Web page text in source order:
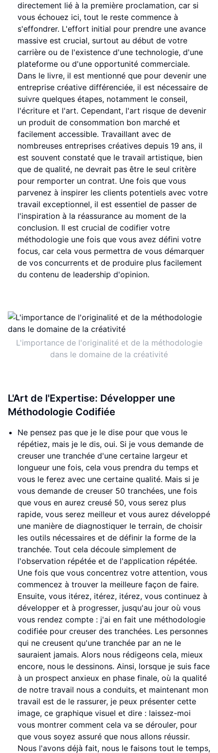
directement lié à la première proclamation, car si
vous échouez ici, tout le reste commence à
s'effondrer. L'effort initial pour prendre une avance
massive est crucial, surtout au début de votre
carrière ou de l'existence d'une technologie, d'une
plateforme ou d'une opportunité commerciale.
Dans le livre, il est mentionné que pour devenir une
entreprise créative différenciée, il est nécessaire de
suivre quelques étapes, notamment le conseil,
l'écriture et l'art. Cependant, l'art risque de devenir
un produit de consommation bon marché et
facilement accessible. Travaillant avec de
nombreuses entreprises créatives depuis 19 ans, il
est souvent constaté que le travail artistique, bien
que de qualité, ne devrait pas être le seul critère
pour remporter un contrat. Une fois que vous
parvenez à inspirer les clients potentiels avec votre
travail exceptionnel, il est essentiel de passer de
l'inspiration à la réassurance au moment de la
conclusion. Il est crucial de codifier votre
méthodologie une fois que vous avez défini votre
focus, car cela vous permettra de vous démarquer
de vos concurrents et de produire plus facilement
du contenu de leadership d'opinion.
L'importance de l'originalité et de la méthodologie
dans le domaine de la créativité
L'Art de l'Expertise: Développer une
Méthodologie Codifiée
Ne pensez pas que je le dise pour que vous le
répétiez, mais je le dis, oui. Si je vous demande de
creuser une tranchée d'une certaine largeur et
longueur une fois, cela vous prendra du temps et
vous le ferez avec une certaine qualité. Mais si je
vous demande de creuser 50 tranchées, une fois
que vous en aurez creusé 50, vous serez plus
rapide, vous serez meilleur et vous aurez développé
une manière de diagnostiquer le terrain, de choisir
les outils nécessaires et de définir la forme de la
tranchée. Tout cela découle simplement de
l'observation répétée et de l'application répétée.
Une fois que vous concentrez votre attention, vous
commencez à trouver la meilleure façon de faire.
Ensuite, vous itérez, itérez, itérez, vous continuez à
développer et à progresser, jusqu'au jour où vous
vous rendez compte : j'ai en fait une méthodologie
codifiée pour creuser des tranchées. Les personnes
qui ne creusent qu'une tranchée par an ne le
sauraient jamais. Alors nous rédigeons cela, mieux
encore, nous le dessinons. Ainsi, lorsque je suis face
à un prospect anxieux en phase finale, où la qualité
de notre travail nous a conduits, et maintenant mon
travail est de le rassurer, je peux présenter cette
image, ce graphique visuel et dire : laissez-moi
vous montrer comment cela va se dérouler, pour
que vous soyez assuré que nous allons réussir.
Nous l'avons déjà fait, nous le faisons tout le temps,